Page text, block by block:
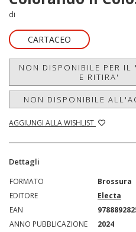
di
CARTACEO
NON DISPONIBILE PER IL
E RITIRA'
NON DISPONIBILE
AGGIUNGI ALLA WISHLIST
Dettagli
FORMATO
Brossura
EDITORE
Electa
EAN
ANNO PUBBLICAZIONE
2024